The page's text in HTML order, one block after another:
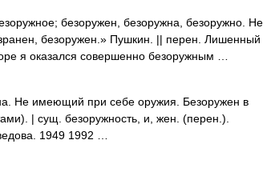
безоружен, безоружна, безоружно. Не
безоружен.» Пушкин. || перен. Лишенный
я оказался совершенно безоружным …
имеющий при себе оружия. Безоружен в
| сущ. безоружность, и, жен. (перен.).
1949 1992 …